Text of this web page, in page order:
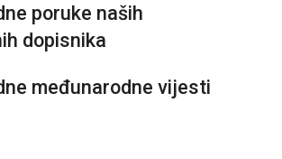
poruke naših
dopisnika
međunarodne vijesti